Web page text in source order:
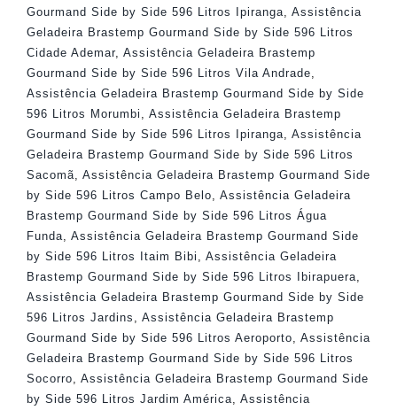
Gourmand Side by Side 596 Litros Ipiranga
Assistência
Geladeira Brastemp Gourmand Side by Side 596 Litros
Cidade Ademar, Assistência Geladeira Brastemp
Gourmand Side by Side 596 Litros Vila Andrade
Assistência Geladeira Brastemp Gourmand Side by Side
596 Litros Morumbi
Assistência Geladeira Brastemp
Gourmand Side by Side 596 Litros Ipiranga
Assistência
Geladeira Brastemp Gourmand Side by Side 596 Litros
Sacomã
Assistência Geladeira Brastemp Gourmand Side
by Side 596 Litros Campo Belo
Assistência Geladeira
Brastemp Gourmand Side by Side 596 Litros Água
Funda
Assistência Geladeira Brastemp Gourmand Side
by Side 596 Litros Itaim Bibi
Assistência Geladeira
Brastemp Gourmand Side by Side 596 Litros Ibirapuera
Assistência Geladeira Brastemp Gourmand Side by Side
596 Litros Jardins
Assistência Geladeira Brastemp
Gourmand Side by Side 596 Litros Aeroporto
Assistência
Geladeira Brastemp Gourmand Side by Side 596 Litros
Socorro
Assistência Geladeira Brastemp Gourmand Side
by Side 596 Litros Jardim América
Assistência